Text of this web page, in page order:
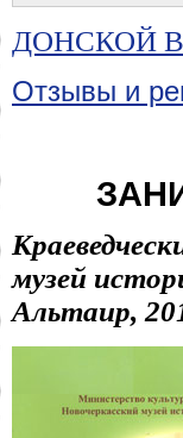
ДОНСКОЙ
Отзывы и
музей
Альтаир,